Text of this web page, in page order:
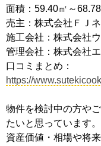
面積：59.40㎡～
売主：株式会社ＦＪ
施工会社：株式会社
管理会社：株式会社
口コミまとめ：
https://
物件を検討中の方や
たいと思っています。
資産価値・相場や将